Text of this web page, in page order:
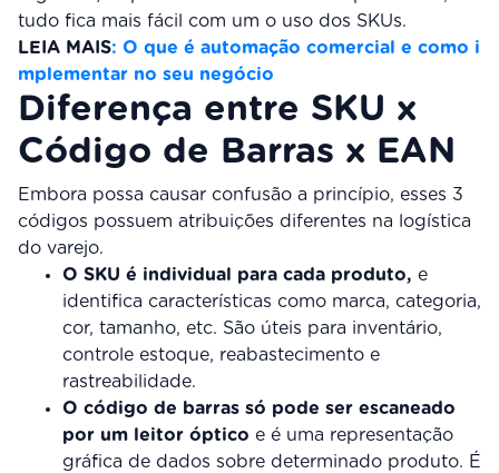
tudo fica mais fácil com um o uso dos SKUs.
LEIA MAIS: O que é automação comercial e como i
mplementar no seu negócio
Diferença entre SKU x
Código de Barras x EAN
Embora possa causar confusão a princípio, esses 3
códigos possuem atribuições diferentes na logística
do varejo.
O SKU é individual para cada produto, e
identifica características como marca, categoria,
cor, tamanho, etc. São úteis para inventário,
controle estoque, reabastecimento e
rastreabilidade.
O código de barras só pode ser escaneado
por um leitor óptico e é uma representação
gráfica de dados sobre determinado produto. É